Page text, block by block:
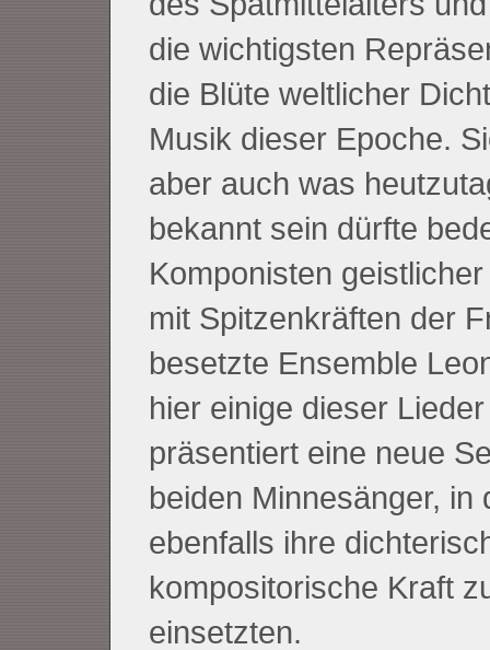
die wichtigsten
die Blüte weltlicher
Musik dieser Epoche.
aber auch was
bekannt sein dürfte
Komponisten
mit Spitzenkräften der
besetzte Ensemble
hier einige dieser
präsentiert eine neue
beiden Minnesänger, in
ebenfalls ihre
kompositorische Kraft
einsetzten.